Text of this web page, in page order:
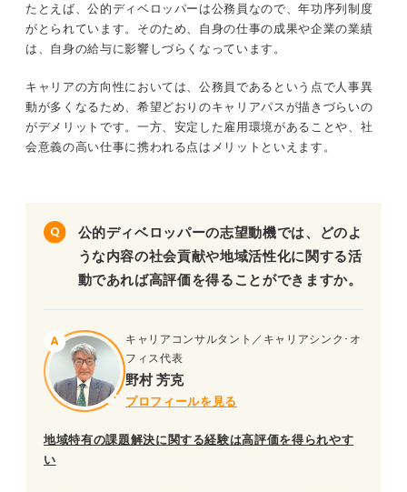
たとえば、公的ディベロッパーは公務員なので、年功序列制度
がとられています。そのため、自身の仕事の成果や企業の業績
は、自身の給与に影響しづらくなっています。
キャリアの方向性においては、公務員であるという点で人事異
動が多くなるため、希望どおりのキャリアパスが描きづらいの
がデメリットです。一方、安定した雇用環境があることや、社
会意義の高い仕事に携われる点はメリットといえます。
公的ディベロッパーの志望動機では、どのよ
うな内容の社会貢献や地域活性化に関する活
動であれば高評価を得ることができますか。
キャリアコンサルタント／キャリアシンク･オ
フィス代表
野村 芳克
プロフィールを見る
地域特有の課題解決に関する経験は高評価を得られやす
い